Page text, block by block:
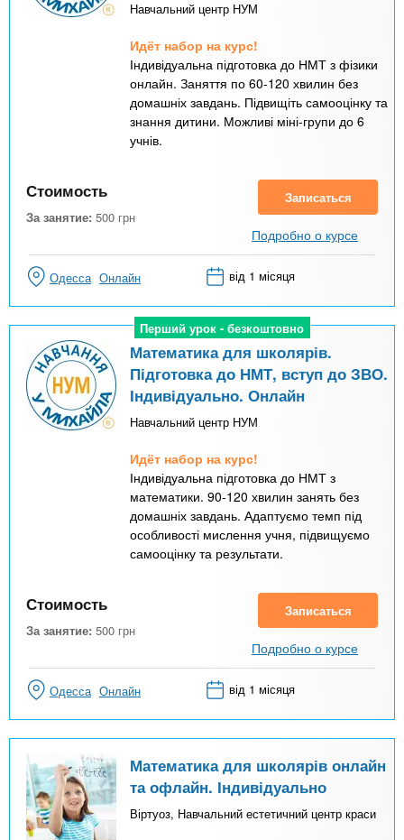
Навчальний центр НУМ
Идёт набор на курс!
Індивідуальна підготовка до НМТ з фізики
онлайн. Заняття по 60-120 хвилин без
домашніх завдань. Підвищіть самооцінку та
знання дитини. Можливі міні-групи до 6
учнів.
Стоимость
За занятие: 500 грн
Записаться
Подробно о курсе
Одесса Онлайн від 1 місяця
Перший урок - безкоштовно
Перший урок - безкоштовно
Математика для школярів.
Підготовка до НМТ, вступ до ЗВО.
Індивідуально. Онлайн
Навчальний центр НУМ
Идёт набор на курс!
Індивідуальна підготовка до НМТ з
математики. 90-120 хвилин занять без
домашніх завдань. Адаптуємо темп під
особливості мислення учня, підвищуємо
самооцінку та результати.
Стоимость
За занятие: 500 грн
Записаться
Подробно о курсе
Одесса Онлайн від 1 місяця
Математика для школярів онлайн
та офлайн. Індивідуально
Віртуоз, Навчальний естетичний центр краси